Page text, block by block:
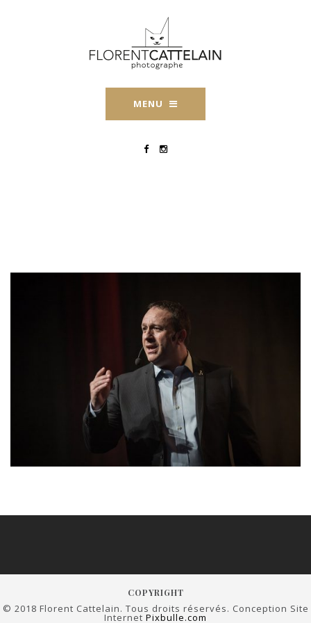
MENU
COPYRIGHT
© 2018 Florent Cattelain. Tous droits réservés. Conception Site
Internet Pixbulle.com